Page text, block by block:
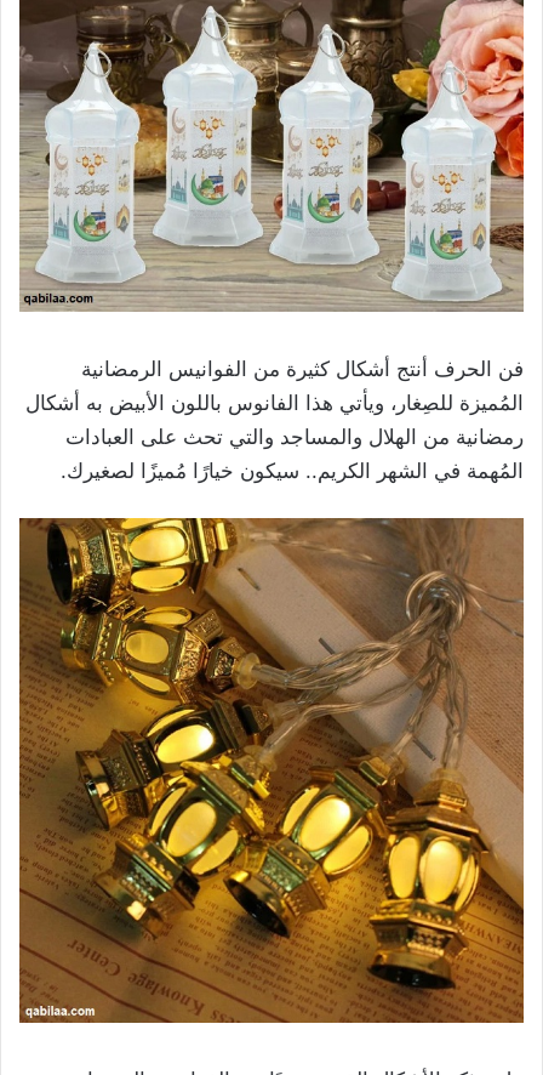
فن الحرف أنتج أشكال كثيرة من الفوانيس الرمضانية
المُميزة للصِغار، ويأتي هذا الفانوس باللون الأبيض به أشكال
رمضانية من الهلال والمساجد والتي تحث على العبادات
المُهمة في الشهر الكريم.. سيكون خيارًا مُميزًا لصغيرك.